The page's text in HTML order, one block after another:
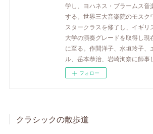
学し、ヨハネス・ブラームス音
する。世界三大音楽院のモスク
スタークラスを修了し、イギリ
大学の演奏グレードを取得し現
に至る。作間洋子、水垣玲子、
ル、岳本恭治、岩崎洵奈に師事
フォロー
クラシックの散歩道